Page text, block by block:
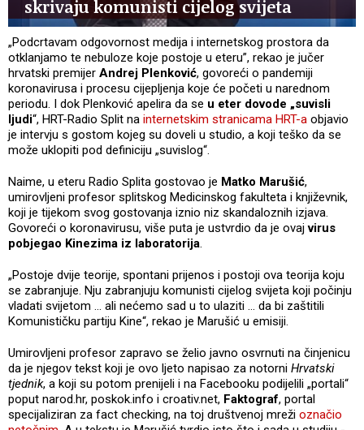
skrivaju komunisti cijelog svijeta
„Podcrtavam odgovornost medija i internetskog prostora da
otklanjamo te nebuloze koje postoje u eteru”, rekao je jučer
hrvatski premijer Andrej Plenković, govoreći o pandemiji
koronavirusa i procesu cijepljenja koje će početi u narednom
periodu. I dok Plenković apelira da se u eter dovode „suvisli
ljudi“, HRT-Radio Split na internetskim stranicama HRT-a objavio
je intervju s gostom kojeg su doveli u studio, a koji teško da se
može uklopiti pod definiciju „suvislog“.
Naime, u eteru Radio Splita gostovao je Matko Marušić,
umirovljeni profesor splitskog Medicinskog fakulteta i književnik,
koji je tijekom svog gostovanja iznio niz skandaloznih izjava.
Govoreći o koronavirusu, više puta je ustvrdio da je ovajvirus
pobjegao Kinezima iz laboratorija.
„Postoje dvije teorije, spontani prijenos i postoji ova teorija koju
se zabranjuje. Nju zabranjuju komunisti cijelog svijeta koji počinju
vladati svijetom … ali nećemo sad u to ulaziti … da bi zaštitili
Komunističku partiju Kine“, rekao je Marušić u emisiji.
Umirovljeni profesor zapravo se želio javno osvrnuti na činjenicu
da je njegov tekst koji je ovo ljeto napisao za notorni Hrvatski
tjednik, a koji su potom prenijeli i na Facebooku podijelili „portali“
poput narod.hr, poskok.info i croativ.net, Faktograf, portal
specijaliziran za fact checking, na toj društvenoj mreži označio